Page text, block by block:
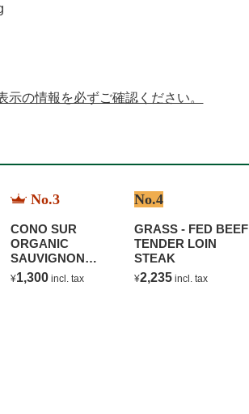
の情報を必ずご確認ください。
No.3
CONO SUR
ORGANIC
SAUVIGNON
BLANC
¥1,300 incl. tax
No.4
GRASS - FED BEEF
TENDER LOIN
STEAK
¥2,235 incl. tax